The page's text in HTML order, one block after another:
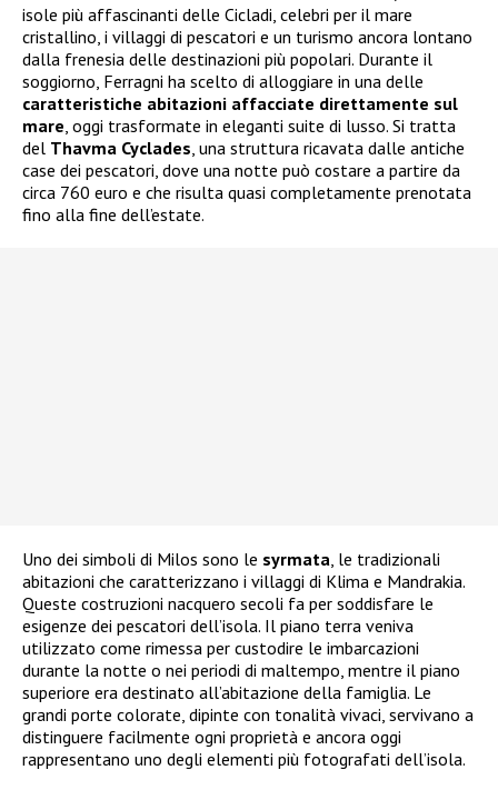
isole più affascinanti delle Cicladi, celebri per il mare
cristallino, i villaggi di pescatori e un turismo ancora lontano
dalla frenesia delle destinazioni più popolari. Durante il
soggiorno, Ferragni ha scelto di alloggiare in una delle
caratteristiche abitazioni affacciate direttamente sul
mare , oggi trasformate in eleganti suite di lusso. Si tratta
del Thavma Cyclades , una struttura ricavata dalle antiche
case dei pescatori, dove una notte può costare a partire da
circa 760 euro e che risulta quasi completamente prenotata
fino alla fine dell’estate.
Uno dei simboli di Milos sono le syrmata , le tradizionali
abitazioni che caratterizzano i villaggi di Klima e Mandrakia.
Queste costruzioni nacquero secoli fa per soddisfare le
esigenze dei pescatori dell’isola. Il piano terra veniva
utilizzato come rimessa per custodire le imbarcazioni
durante la notte o nei periodi di maltempo, mentre il piano
superiore era destinato all’abitazione della famiglia. Le
grandi porte colorate, dipinte con tonalità vivaci, servivano a
distinguere facilmente ogni proprietà e ancora oggi
rappresentano uno degli elementi più fotografati dell’isola.